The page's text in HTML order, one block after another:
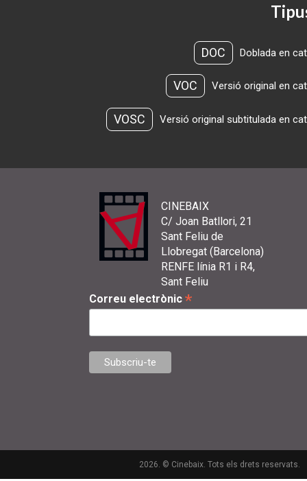
DOC Doblada en
VOC Versió original en
VOSC Versió original subtitulada en
CINEBAIX
C/ Joan Batllori, 21
Sant Feliu de
Llobregat (Barcelona)
RENFE línia R1 i R4,
Sant Feliu
Correu electrònic *
2026. © Cinebaix. Tots els drets reservats.